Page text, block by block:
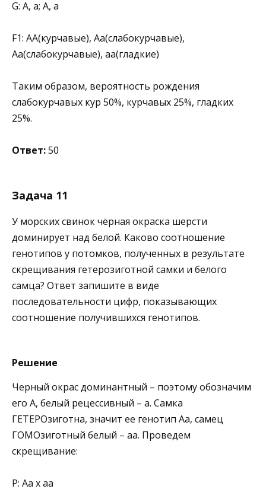
G: А, а; А, а
F1: АА(курчавые), Аа(слабокурчавые),
Аа(слабокурчавые), аа(гладкие)
Таким образом, вероятность рождения
слабокурчавых кур 50%, курчавых 25%, гладких
25%.
Ответ:50
Задача 11
У морских свинок чёрная окраска шерсти
доминирует над белой. Каково соотношение
генотипов у потомков, полученных в результате
скрещивания гетерозиготной самки и белого
самца? Ответ запишите в виде
последовательности цифр, показывающих
соотношение получившихся генотипов.
Решение
Черный окрас доминантный – поэтому обозначим
его А, белый рецессивный – а. Самка
ГЕТЕРОзиготна, значит ее генотип Аа, самец
ГОМОзиготный белый – аа. Проведем
скрещивание:
Р: Аа х аа